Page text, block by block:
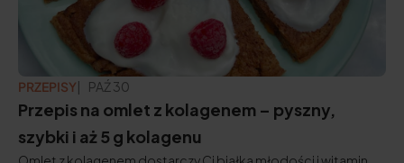
PRZEPISY ZAKTUALIZOWANO:
PAŹ 30
Przepis na omlet z kolagenem – pyszny,
szybki i aż 5 g kolagenu